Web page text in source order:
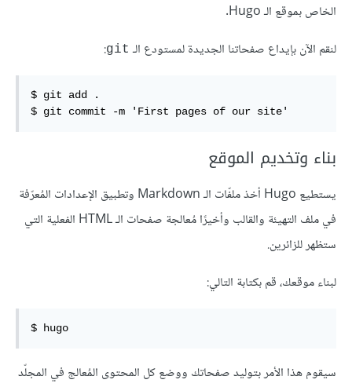
الخاص بموقع الـ Hugo.
لنقم الآن بإيداع صفحاتنا الجديدة لمستودع الـ git
:
$ git add .
$ git commit -m 'First pages of our site'
بناء وتخديم الموقع
يستطيع Hugo أخذ ملفّات الـ Markdown وتطبيق الإعدادات المُعرّفة
في ملف التهيئة والقالب وأخيرًا مُعالجة صفحات الـ HTML الفعلية التي
ستظهر للزائرين.
لبناء موقعك، قم بكتابة التالي:
$ hugo
سيقوم هذا الأمر بتوليد صفحاتك ووضع كل المحتوى المُعالج في المجلّد